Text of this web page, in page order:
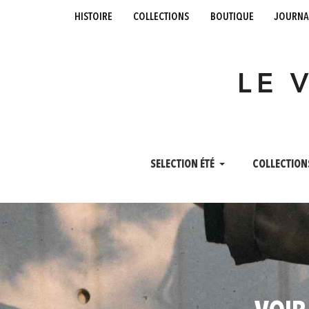
histoire collections boutique
LE
SELECTION ÉTÉ